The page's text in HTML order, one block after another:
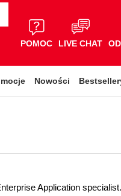
POMOC LIVE CHAT
Nowości
Application